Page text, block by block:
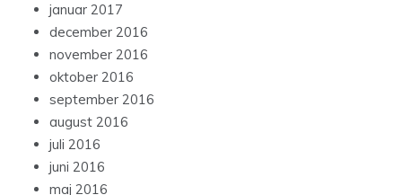
januar 2017
december 2016
november 2016
oktober 2016
september 2016
august 2016
juli 2016
juni 2016
maj 2016